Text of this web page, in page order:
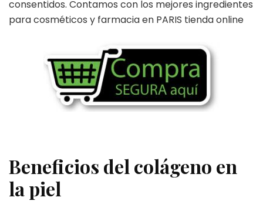
consentidos. Contamos con los mejores ingredientes
para cosméticos y farmacia en PARIS tienda online
Beneficios del colágeno en
la piel